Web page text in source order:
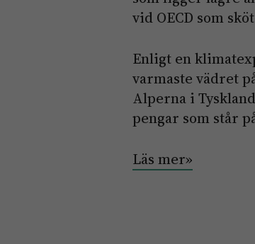
vid OECD som
Enligt en
varmaste vädret
Alperna i
pengar som står
Läs mer»